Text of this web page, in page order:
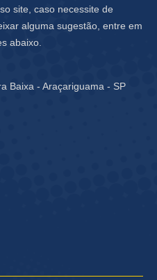
site, caso necessite de
alguma sugestão, entre em
abaixo.
Baixa - Araçariguama - SP